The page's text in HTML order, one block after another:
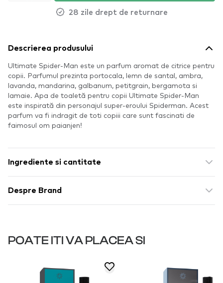
28 zile drept de returnare
Descrierea produsului
Ultimate Spider-Man este un parfum aromat de citrice pentru
copii. Parfumul prezinta portocala, lemn de santal, ambra,
lavanda, mandarina, galbanum, petitgrain, bergamota si
lamaie. Apa de toaletă pentru copii Ultimate Spider-Man
este inspirată din personajul super-eroului Spiderman. Acest
parfum va fi indragit de toti copiii care sunt fascinati de
faimosul om paianjen!
Ingrediente si cantitate
Despre Brand
POATE ITI VA PLACEA SI